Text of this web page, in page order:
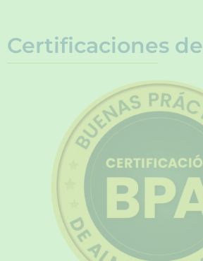
Certificaciones de